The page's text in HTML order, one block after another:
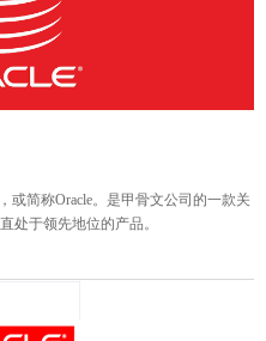
或简称Oracle。是甲骨文公司的一款关
处于领先地位的产品。